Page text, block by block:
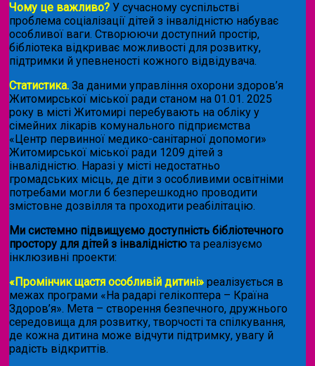
Чому це важливо? У сучасному суспільстві
проблема соціалізації дітей з інвалідністю набуває
особливої ваги. Створюючи доступний простір,
бібліотека відкриває можливості для розвитку,
підтримки й упевненості кожного відвідувача.
Статистика. За даними управління охорони здоров’я
Житомирської міської ради станом на 01.01. 2025
року в місті Житомирі перебувають на обліку у
сімейних лікарів комунального підприємства
«Центр первинної медико-санітарної допомоги»
Житомирської міської ради 1209 дітей з
інвалідністю. Наразі у місті недостатньо
громадських місць, де діти з особливими освітніми
потребами могли б безперешкодно проводити
змістовне дозвілля та проходити реабілітацію.
Ми системно підвищуємо доступність бібліотечного
простору для дітей з інвалідністю та реалізуємо
інклюзивні проекти:
«Промінчик щастя особливій дитині» реалізується в
межах програми «На радарі гелікоптера – Країна
Здоров’я». Мета – створення безпечного, дружнього
середовища для розвитку, творчості та спілкування,
де кожна дитина може відчути підтримку, увагу й
радість відкриттів.